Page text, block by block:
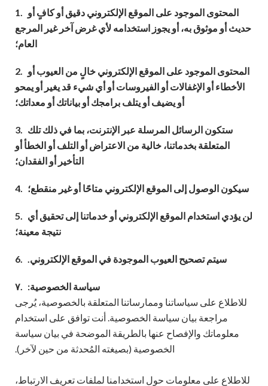
1. المحتوى الموجود على الموقع الإلكتروني دقيق أو كافٍ أو
حديث أو موثوق به، أو يجوز استخدامه لأي غرض آخر غير المرجع
العام؛
2. المحتوى الموجود على الموقع الإلكتروني خالٍ من العيوب أو
الأخطاء أو الإغفالات أو الفيروسات أو أي شيء قد يغير أو يمحو
أو يضيف أو يتلف برامجك أو بياناتك أو معداتك؛
3. ستكون الرسائل المرسلة عبر الإنترنت، بما في ذلك تلك
المتعلقة بخدماتنا، خالية من الاعتراض أو التلف أو الخطأ أو
التأخير أو الفقدان؛
4. سيكون الوصول إلى الموقع الإلكتروني متاحًا أو غير منقطع؛
5. لن يؤدي استخدام الموقع الإلكتروني أو خدماتنا إلى تحقيق أي
نتيجة معينة؛
6. سيتم تصحيح العيوب الموجودة في الموقع الإلكتروني.
٧. سياسة الخصوصية:
للاطلاع على سياساتنا وممارساتنا المتعلقة بالخصوصية، يُرجى
مراجعة بيان سياسة الخصوصية. أنت توافق على استخدام
معلوماتك والإفصاح عنها بالطريقة الموضحة في بيان سياسة
الخصوصية (بصيغته المُحدثة من حين لآخر).
للاطلاع على معلومات حول استخدامنا لملفات تعريف الارتباط،